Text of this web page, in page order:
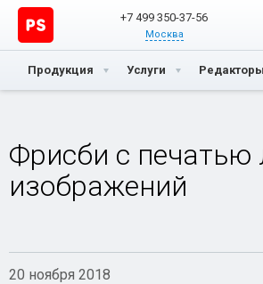
+7 499 350-37-56
Москва
Продукция Услуги Редакторы
Фрисби с
изображений
20 ноября 2018